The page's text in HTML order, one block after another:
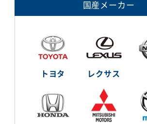
国産メーカー
トヨタ レクサス